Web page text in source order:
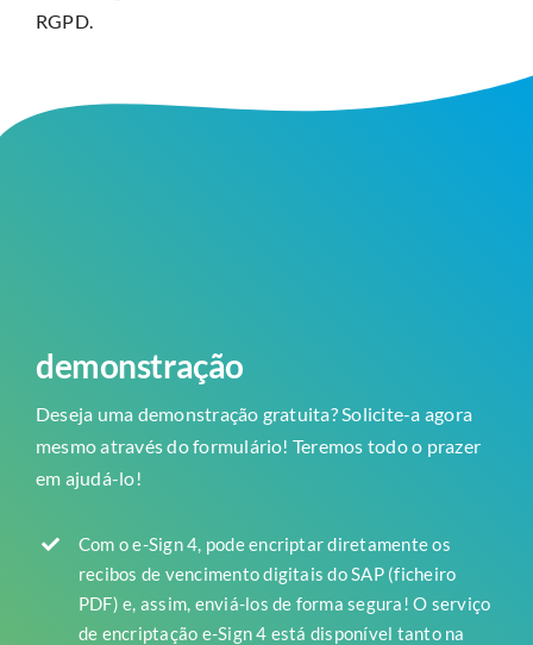
RGPD.
demonstração
Deseja uma demonstração gratuita? Solicite-a agora
mesmo através do formulário! Teremos todo o prazer
em ajudá-lo!
Com o e-Sign 4, pode encriptar diretamente os
recibos de vencimento digitais do SAP (ficheiro
PDF) e, assim, enviá-los de forma segura! O serviço
de encriptação e-Sign 4 está disponível tanto na